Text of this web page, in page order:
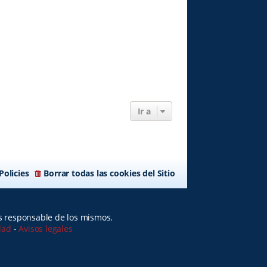
Ir a
Borrar todas las cookies del Sitio
Policies
de los mismos.
-Avisos legales